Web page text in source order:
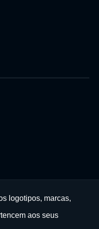
logotipos, marcas,
aos seus